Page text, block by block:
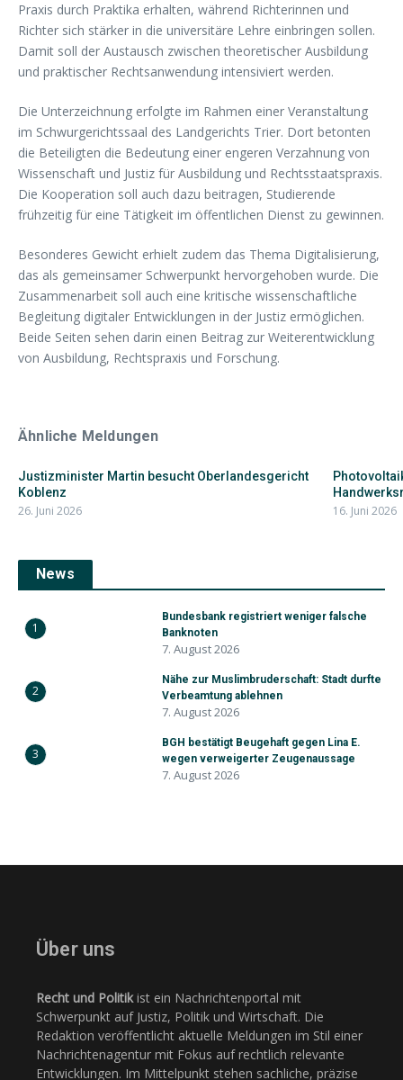
Praxis durch Praktika erhalten, während Richterinnen und
Richter sich stärker in die universitäre Lehre einbringen sollen.
Damit soll der Austausch zwischen theoretischer Ausbildung
und praktischer Rechtsanwendung intensiviert werden.
Die Unterzeichnung erfolgte im Rahmen einer Veranstaltung
im Schwurgerichtssaal des Landgerichts Trier. Dort betonten
die Beteiligten die Bedeutung einer engeren Verzahnung von
Wissenschaft und Justiz für Ausbildung und Rechtsstaatspraxis.
Die Kooperation soll auch dazu beitragen, Studierende
frühzeitig für eine Tätigkeit im öffentlichen Dienst zu gewinnen.
Besonderes Gewicht erhielt zudem das Thema Digitalisierung,
das als gemeinsamer Schwerpunkt hervorgehoben wurde. Die
Zusammenarbeit soll auch eine kritische wissenschaftliche
Begleitung digitaler Entwicklungen in der Justiz ermöglichen.
Beide Seiten sehen darin einen Beitrag zur Weiterentwicklung
von Ausbildung, Rechtspraxis und Forschung.
Ähnliche Meldungen
Justizminister Martin besucht Oberlandesgericht
Koblenz
26. Juni 2026 16. Juni 2026
News
1
Bundesbank registriert weniger falsche
Banknoten
7. August 2026
2
Nähe zur Muslimbruderschaft: Stadt durfte
Verbeamtung ablehnen
7. August 2026
3
BGH bestätigt Beugehaft gegen Lina E.
wegen verweigerter Zeugenaussage
7. August 2026
Über uns
Recht und Politikist ein Nachrichtenportal mit
Schwerpunkt auf Justiz, Politik und Wirtschaft. Die
Redaktion veröffentlicht aktuelle Meldungen im Stil einer
Nachrichtenagentur mit Fokus auf rechtlich relevante
Entwicklungen. Im Mittelpunkt stehen sachliche, präzise